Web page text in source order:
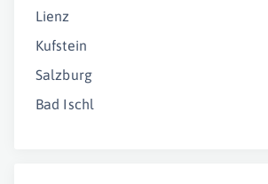
Lienz
Kufstein
Salzburg
Bad Ischl